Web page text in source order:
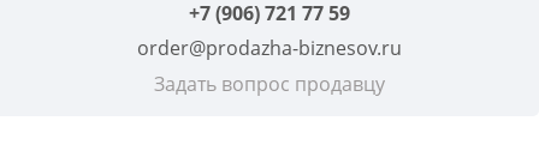
+7 (906) 721 77 59
order@prodazha-biznesov.ru
Задать вопрос продавцу